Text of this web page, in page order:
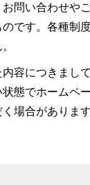
問い合わせや
です。各種制
容につきまし
態でホームペ
場合があります